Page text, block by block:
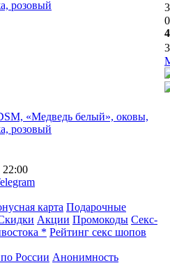
«Медведь белый», оковы,
розовый
22:00
карта Подарочные
Акции Промокоды Секс-
* Рейтинг секс шопов
России Анонимность